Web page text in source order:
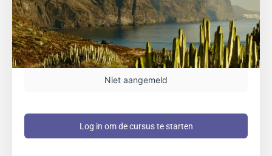
Niet aangemeld
Log in om de cursus te starten